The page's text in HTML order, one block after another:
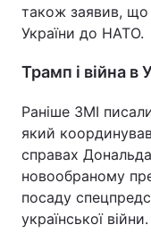
також заявив, що
України до НАТО.
Трамп і війна в
Раніше ЗМІ
який
справах
новообраному
посаду
української війни.